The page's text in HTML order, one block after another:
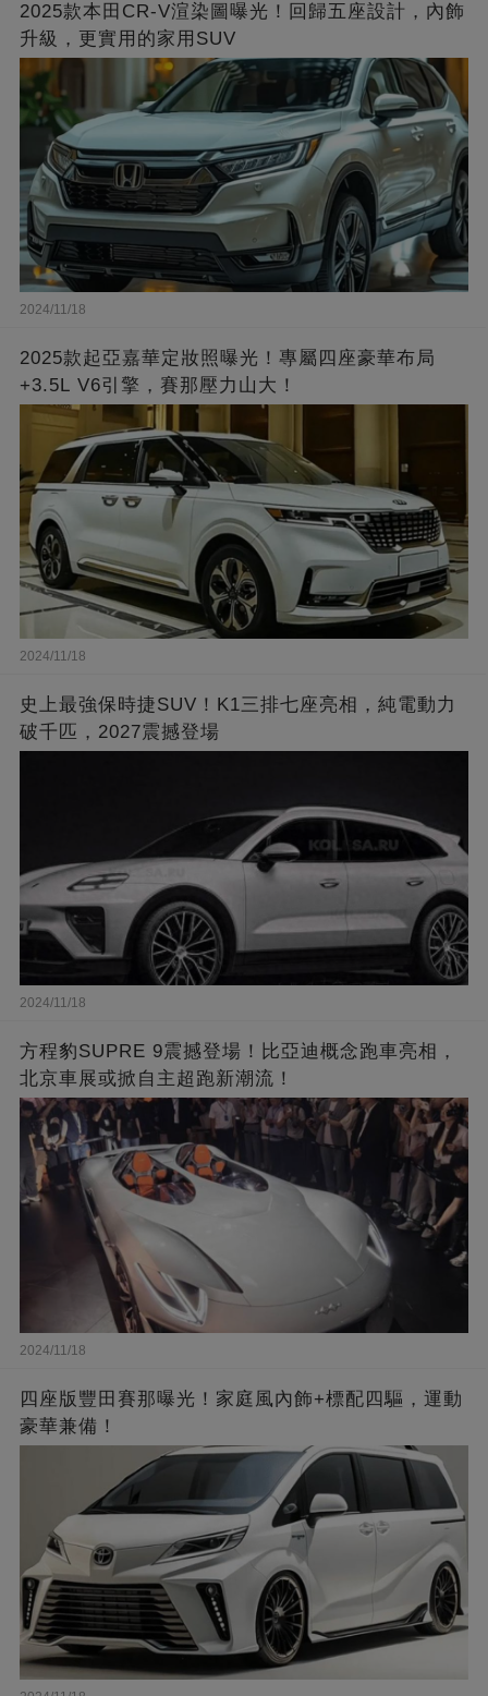
2025款本田CR-V渲染圖曝光！回歸五座設計，內飾
升級，更實用的家用SUV
2024/11/18
2025款起亞嘉華定妝照曝光！專屬四座豪華布局
+3.5L V6引擎，賽那壓力山大！
2024/11/18
史上最強保時捷SUV！K1三排七座亮相，純電動力
破千匹，2027震撼登場
2024/11/18
方程豹SUPRE 9震撼登場！比亞迪概念跑車亮相，
北京車展或掀自主超跑新潮流！
2024/11/18
四座版豐田賽那曝光！家庭風內飾+標配四驅，運動
豪華兼備！